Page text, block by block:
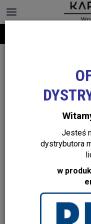
Jesteś
dystrybutora
w